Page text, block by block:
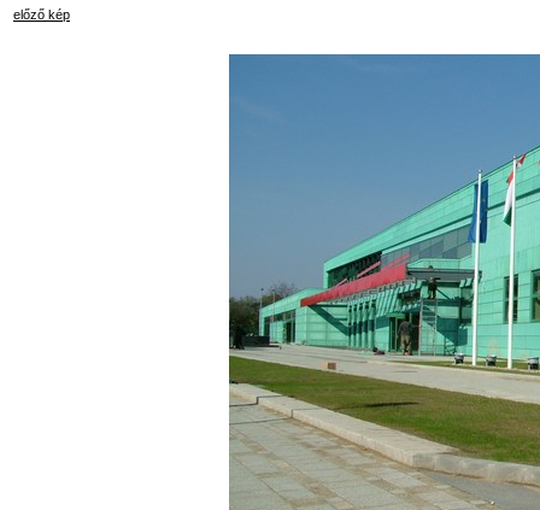
előző kép